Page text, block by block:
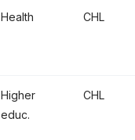
Health CHL
Higher
educ.
CHL